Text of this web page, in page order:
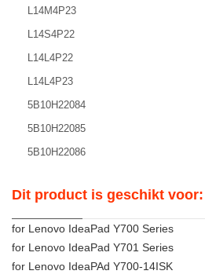
L14M4P23
L14S4P22
L14L4P22
L14L4P23
5B10H22084
5B10H22085
5B10H22086
Dit product is geschikt voor:
for Lenovo IdeaPad Y700 Series
for Lenovo IdeaPad Y701 Series
for Lenovo IdeaPAd Y700-14ISK